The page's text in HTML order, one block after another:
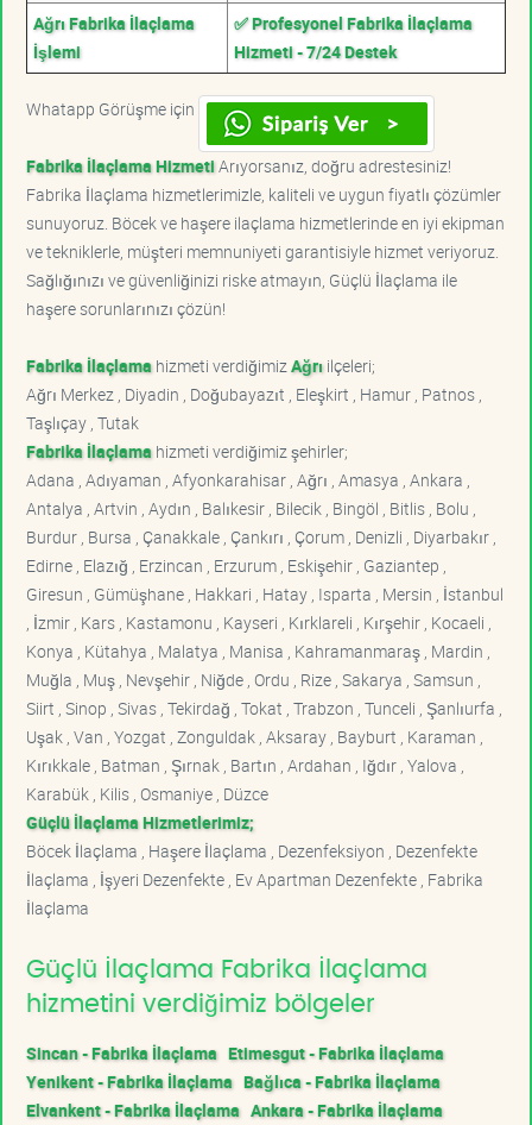
Ağrı Fabrika İlaçlama
İşlemi
✅ Profesyonel Fabrika İlaçlama
Hizmeti - 7/24 Destek
Whatapp Görüşme için
Fabrika İlaçlama HizmetiArıyorsanız, doğru adrestesiniz!
Fabrika İlaçlama hizmetlerimizle, kaliteli ve uygun fiyatlı çözümler
sunuyoruz. Böcek ve haşere ilaçlama hizmetlerinde en iyi ekipman
ve tekniklerle, müşteri memnuniyeti garantisiyle hizmet veriyoruz.
Sağlığınızı ve güvenliğinizi riske atmayın, Güçlü İlaçlama ile
haşere sorunlarınızı çözün!
Fabrika İlaçlama hizmeti verdiğimiz Ağrı ilçeleri;
Ağrı Merkez , Diyadin , Doğubayazıt , Eleşkirt , Hamur , Patnos ,
Taşlıçay , Tutak
Fabrika İlaçlama hizmeti verdiğimiz şehirler;
Adana , Adıyaman , Afyonkarahisar , Ağrı , Amasya , Ankara ,
Antalya , Artvin , Aydın , Balıkesir , Bilecik , Bingöl , Bitlis , Bolu ,
Burdur , Bursa , Çanakkale , Çankırı , Çorum , Denizli , Diyarbakır ,
Edirne , Elazığ , Erzincan , Erzurum , Eskişehir , Gaziantep ,
Giresun , Gümüşhane , Hakkari , Hatay , Isparta , Mersin , İstanbul
, İzmir , Kars , Kastamonu , Kayseri , Kırklareli , Kırşehir , Kocaeli ,
Konya , Kütahya , Malatya , Manisa , Kahramanmaraş , Mardin ,
Muğla , Muş , Nevşehir , Niğde , Ordu , Rize , Sakarya , Samsun ,
Siirt , Sinop , Sivas , Tekirdağ , Tokat , Trabzon , Tunceli , Şanlıurfa ,
Uşak , Van , Yozgat , Zonguldak , Aksaray , Bayburt , Karaman ,
Kırıkkale , Batman , Şırnak , Bartın , Ardahan , Iğdır , Yalova ,
Karabük , Kilis , Osmaniye , Düzce
Güçlü İlaçlama Hizmetlerimiz;
Böcek İlaçlama , Haşere İlaçlama , Dezenfeksiyon , Dezenfekte
İlaçlama , İşyeri Dezenfekte , Ev Apartman Dezenfekte , Fabrika
İlaçlama
Güçlü İlaçlama Fabrika İlaçlama
hizmetini verdiğimiz bölgeler
Sincan - Fabrika İlaçlama Etimesgut - Fabrika İlaçlama
Yenikent - Fabrika İlaçlama Bağlıca - Fabrika İlaçlama
Elvankent - Fabrika İlaçlama Ankara - Fabrika İlaçlama